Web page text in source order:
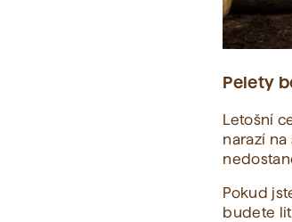
Pelety
Letošní
narazí
Pokud
budete